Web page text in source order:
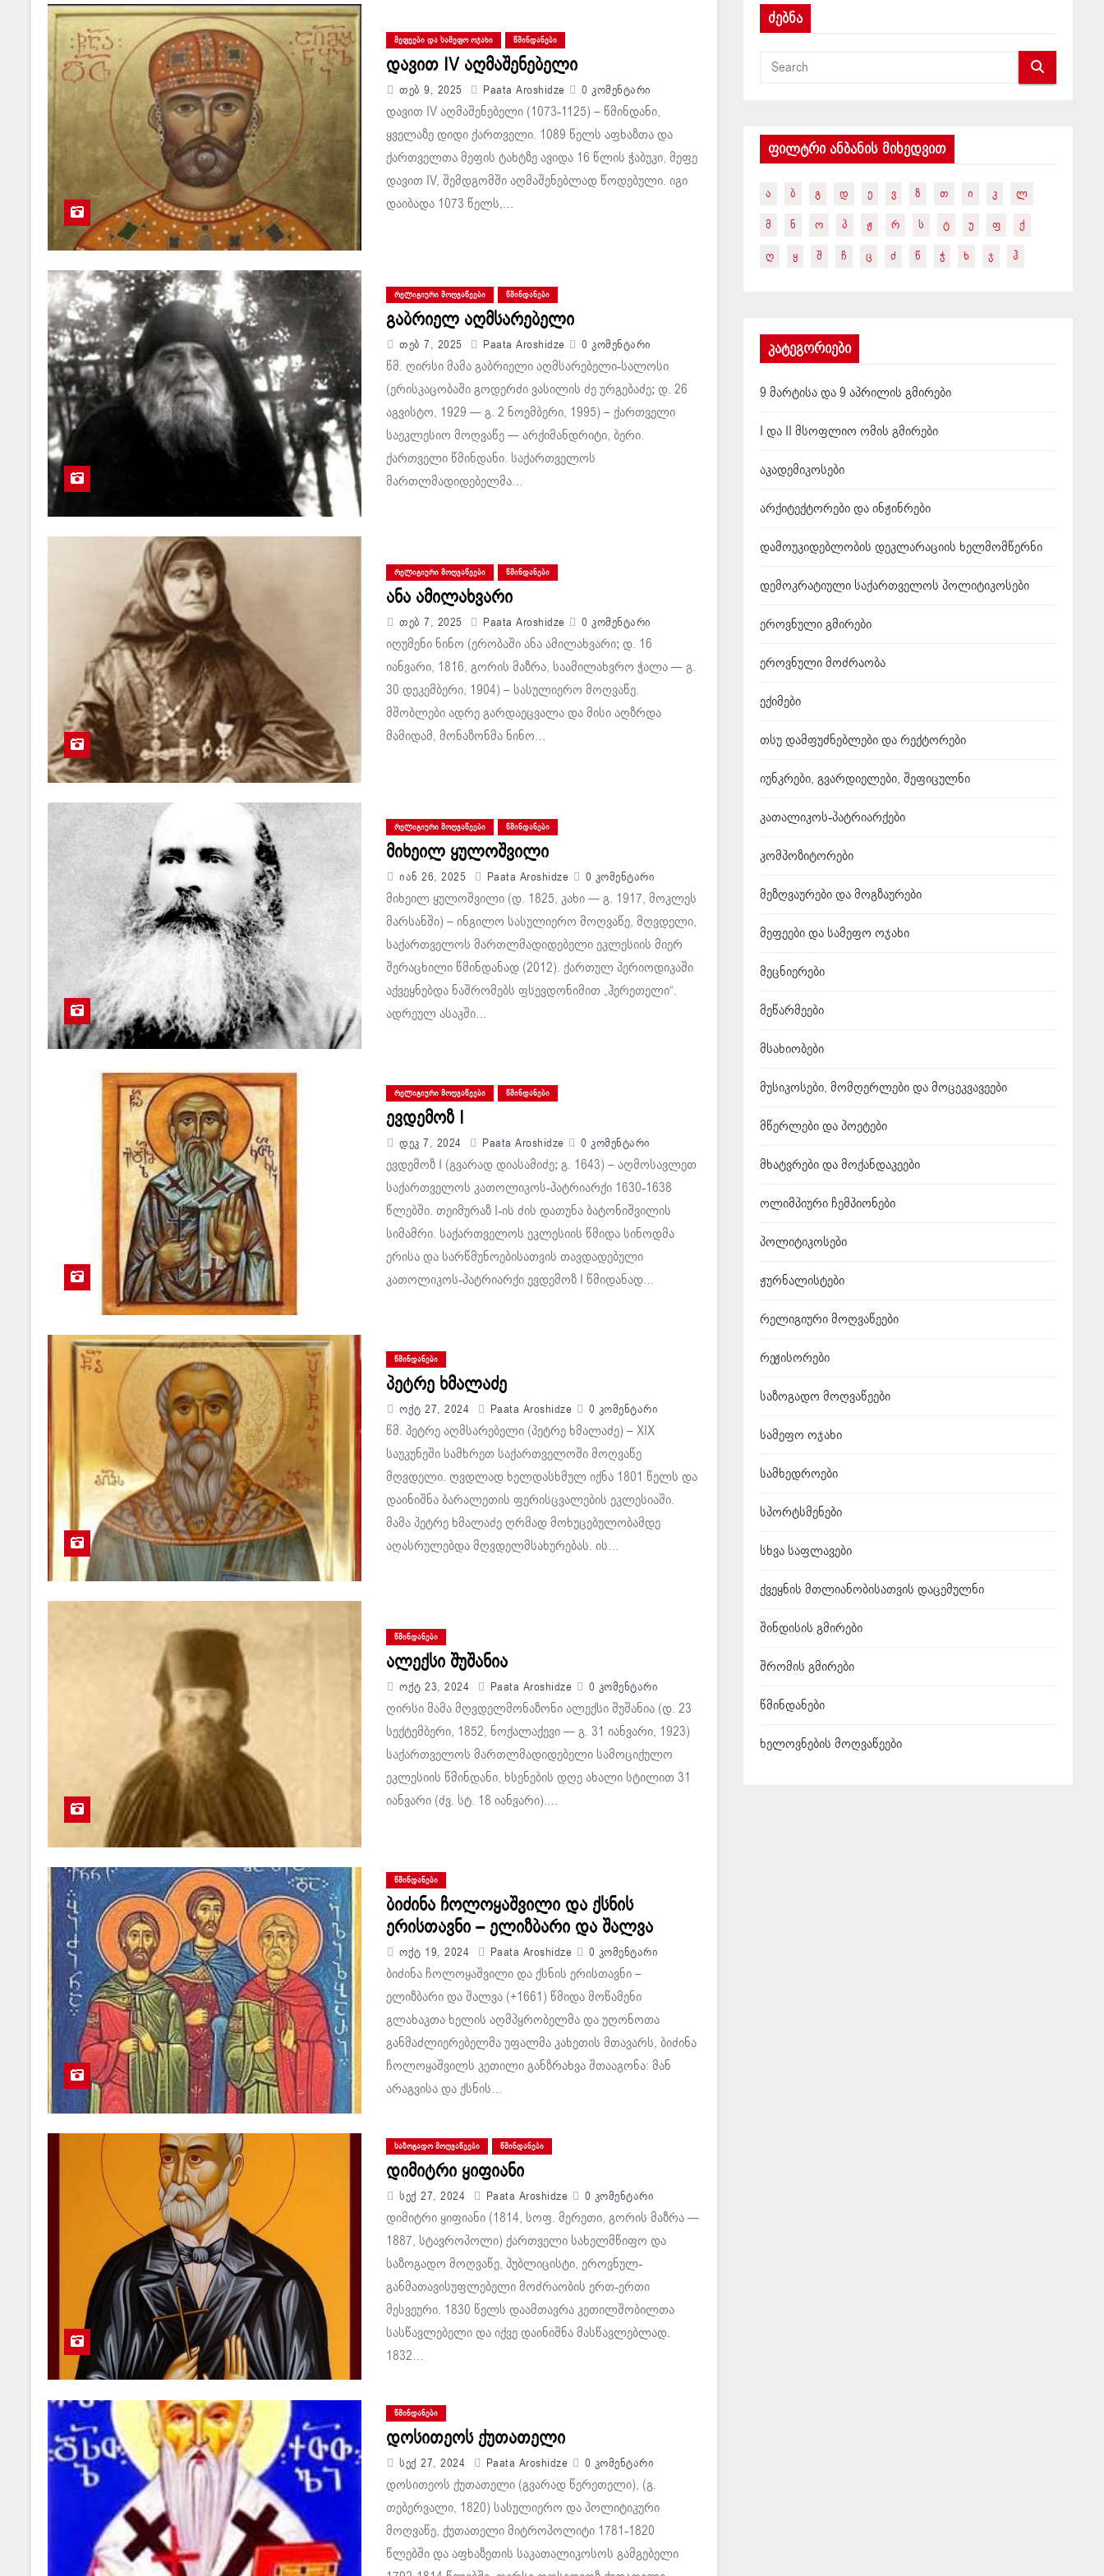
ᲛᲔᲤᲔᲔᲑᲘ ᲓᲐ ᲡᲐᲛᲔᲤᲝ ᲝᲯᲐᲮᲘ ᲬᲛᲘᲜᲓᲐᲜᲔᲑᲘ
დავით IV აღმაშენებელი
Თებ 9, 2025 Paata Aroshidze 0 Კომენტარი
დავით IV აღმაშენებელი (1073-1125) – წმინდანი,
ყველაზე დიდი ქართველი. 1089 წელს აფხაზთა და
ქართველთა მეფის ტახტზე ავიდა 16 წლის ჭაბუკი, მეფე
დავით IV, შემდგომში აღმაშენებლად წოდებული. იგი
დაიბადა 1073 წელს,…
ᲠᲔᲚᲘᲒᲘᲣᲠᲘ ᲛᲝᲦᲕᲐᲬᲔᲔᲑᲘ ᲬᲛᲘᲜᲓᲐᲜᲔᲑᲘ
გაბრიელ აღმსარებელი
Თებ 7, 2025 Paata Aroshidze 0 Კომენტარი
წმ. ღირსი მამა გაბრიელი აღმსარებელი-სალოსი
(ერისკაცობაში გოდერძი ვასილის ძე ურგებაძე; დ. 26
აგვისტო, 1929 — გ. 2 ნოემბერი, 1995) – ქართველი
საეკლესიო მოღვაწე — არქიმანდრიტი, ბერი.
ქართველი წმინდანი. საქართველოს
მართლმადიდებელმა…
ᲠᲔᲚᲘᲒᲘᲣᲠᲘ ᲛᲝᲦᲕᲐᲬᲔᲔᲑᲘ ᲬᲛᲘᲜᲓᲐᲜᲔᲑᲘ
ანა ამილახვარი
Თებ 7, 2025 Paata Aroshidze 0 Კომენტარი
იღუმენი ნინო (ერობაში ანა ამილახვარი; დ. 16
იანვარი, 1816, გორის მაზრა, საამილახვრო ჭალა — გ.
30 დეკემბერი, 1904) – სასულიერო მოღვაწე.
მშობლები ადრე გარდაეცვალა და მისი აღზრდა
მამიდამ, მონაზონმა ნინო…
ᲠᲔᲚᲘᲒᲘᲣᲠᲘ ᲛᲝᲦᲕᲐᲬᲔᲔᲑᲘ ᲬᲛᲘᲜᲓᲐᲜᲔᲑᲘ
მიხეილ ყულოშვილი
Იან 26, 2025 Paata Aroshidze 0 Კომენტარი
მიხეილ ყულოშვილი (დ. 1825, კახი — გ. 1917, მოკლეს
მარსანში) – ინგილო სასულიერო მოღვაწე, მღვდელი,
საქართველოს მართლმადიდებელი ეკლესიის მიერ
შერაცხილი წმინდანად (2012). ქართულ პერიოდიკაში
აქვეყნებდა ნაშრომებს ფსევდონიმით „ჰერეთელი“.
ადრეულ ასაკში…
ᲠᲔᲚᲘᲒᲘᲣᲠᲘ ᲛᲝᲦᲕᲐᲬᲔᲔᲑᲘ ᲬᲛᲘᲜᲓᲐᲜᲔᲑᲘ
ევდემოზ I
Დეკ 7, 2024 Paata Aroshidze 0 Კომენტარი
ევდემოზ I (გვარად დიასამიძე; გ. 1643) – აღმოსავლეთ
საქართველოს კათოლიკოს-პატრიარქი 1630-1638
წლებში. თეიმურაზ I-ის ძის დათუნა ბატონიშვილის
სიმამრი. საქართველოს ეკლესიის წმიდა სინოდმა
ერისა და სარწმუნოებისათვის თავდადებული
კათოლიკოს-პატრიარქი ევდემოზ I წმიდანად…
ᲬᲛᲘᲜᲓᲐᲜᲔᲑᲘ
პეტრე ხმალაძე
Ოქტ 27, 2024 Paata Aroshidze 0 Კომენტარი
წმ. პეტრე აღმსარებელი (პეტრე ხმალაძე) – XIX
საუკუნეში სამხრეთ საქართველოში მოღვაწე
მღვდელი. ღვდლად ხელდასხმულ იქნა 1801 წელს და
დაინიშნა ბარალეთის ფერისცვალების ეკლესიაში.
მამა პეტრე ხმალაძე ღრმად მოხუცებულობამდე
აღასრულებდა მღვდელმსახურებას. ის…
ᲬᲛᲘᲜᲓᲐᲜᲔᲑᲘ
ალექსი შუშანია
Ოქტ 23, 2024 Paata Aroshidze 0 Კომენტარი
ღირსი მამა მღვდელმონაზონი ალექსი შუშანია (დ. 23
სექტემბერი, 1852, ნოქალაქევი — გ. 31 იანვარი, 1923)
საქართველოს მართლმადიდებელი სამოციქულო
ეკლესიის წმინდანი, ხსენების დღე ახალი სტილით 31
იანვარი (ძვ. სტ. 18 იანვარი).…
ᲬᲛᲘᲜᲓᲐᲜᲔᲑᲘ
ბიძინა ჩოლოყაშვილი და ქსნის
ერისთავნი – ელიზბარი და შალვა
Ოქტ 19, 2024 Paata Aroshidze 0 Კომენტარი
ბიძინა ჩოლოყაშვილი და ქსნის ერისთავნი –
ელიზბარი და შალვა (+1661) წმიდა მოწამენი
გლახაკთა ხელის აღმპყრობელმა და უღონოთა
განმაძლიერებელმა უფალმა კახეთის მთავარს, ბიძინა
ჩოლოყაშვილს კეთილი განზრახვა შთააგონა: მან
არაგვისა და ქსნის…
ᲡᲐᲖᲝᲒᲐᲓᲝ ᲛᲝᲦᲕᲐᲬᲔᲔᲑᲘ ᲬᲛᲘᲜᲓᲐᲜᲔᲑᲘ
დიმიტრი ყიფიანი
Სექ 27, 2024 Paata Aroshidze 0 Კომენტარი
დიმიტრი ყიფიანი (1814, სოფ. მერეთი, გორის მაზრა —
1887, სტავროპოლი) ქართველი სახელმწიფო და
საზოგადო მოღვაწე, პუბლიცისტი, ეროვნულ-
განმათავისუფლებელი მოძრაობის ერთ-ერთი
მესვეური. 1830 წელს დაამთავრა კეთილშობილთა
სასწავლებელი და იქვე დაინიშნა მასწავლებლად.
1832…
ᲬᲛᲘᲜᲓᲐᲜᲔᲑᲘ
დოსითეოს ქუთათელი
Სექ 27, 2024 Paata Aroshidze 0 Კომენტარი
დოსითეოს ქუთათელი (გვარად წერეთელი), (გ.
თებერვალი, 1820) სასულიერო და პოლიტიკური
მოღვაწე, ქუთათელი მიტროპოლიტი 1781-1820
წლებში და აფხაზეთის საკათალიკოსოს გამგებელი
ძებნა
ფილტრი ანბანის მიხედვით
Ა Ბ Გ Დ Ე Ვ Ზ Თ Ი Კ
Ლ
Მ
Ნ Ო Პ Ჟ Რ Ს Ტ Უ Ფ
Ქ
Ღ
Ყ Შ Ჩ Ც Ძ Წ Ჭ Ხ Ჯ Ჰ
კატეგორიები
9 მარტისა და 9 აპრილის გმირები
I და II მსოფლიო ომის გმირები
აკადემიკოსები
არქიტექტორები და ინჟინრები
დამოუკიდებლობის დეკლარაციის ხელმომწერნი
დემოკრატიული საქართველოს პოლიტიკოსები
ეროვნული გმირები
ეროვნული მოძრაობა
ექიმები
თსუ დამფუძნებლები და რექტორები
იუნკრები, გვარდიელები, შეფიცულნი
კათალიკოს-პატრიარქები
კომპოზიტორები
მეზღვაურები და მოგზაურები
მეფეები და სამეფო ოჯახი
მეცნიერები
მეწარმეები
მსახიობები
მუსიკოსები, მომღერლები და მოცეკვავეები
მწერლები და პოეტები
მხატვრები და მოქანდაკეები
ოლიმპიური ჩემპიონები
პოლიტიკოსები
ჟურნალისტები
რელიგიური მოღვაწეები
რეჟისორები
საზოგადო მოღვაწეები
სამეფო ოჯახი
სამხედროები
სპორტსმენები
სხვა საფლავები
ქვეყნის მთლიანობისათვის დაცემულნი
შინდისის გმირები
შრომის გმირები
წმინდანები
ხელოვნების მოღვაწეები